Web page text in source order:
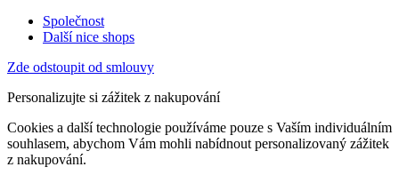
Společnost
Další nice shops
Zde odstoupit od smlouvy
Personalizujte si zážitek z nakupování
Cookies a další technologie používáme pouze s Vaším individuálním
souhlasem, abychom Vám mohli nabídnout personalizovaný zážitek
z nakupování.